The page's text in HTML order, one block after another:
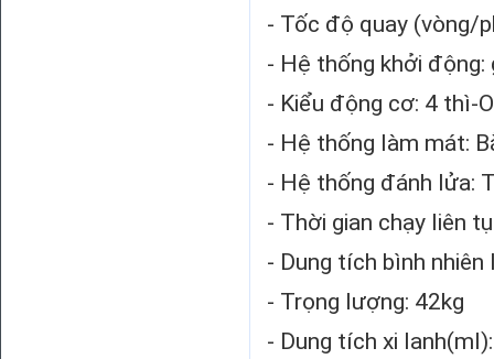
- Tốc độ quay (vòng/
- Hệ thống khởi động:
- Kiểu động cơ: 4 thì-
- Hệ thống làm mát:
- Hệ thống đánh lửa:
- Thời gian chạy liên
- Dung tích bình
- Trọng lượng: 42kg
- Dung tích xi